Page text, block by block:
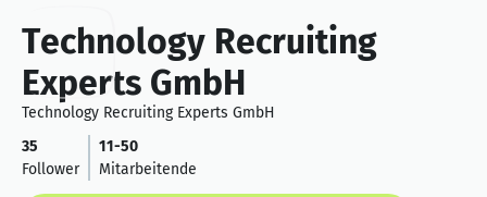
Technology Recruiting
Experts GmbH
Technology Recruiting Experts GmbH
35
Follower
11-50
Mitarbeitende